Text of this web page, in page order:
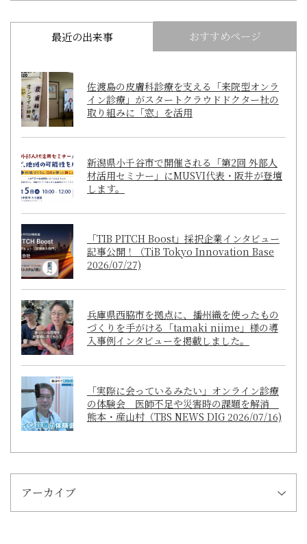
最近の出来事 おすすめページ
佐渡島の皮膚科診療を支える「来院型オンラ
イン診療」がスタートクラウドドクター社の
取り組みに「窓」を活用
新潟県小千谷市で開催される「第2回 外部人
材活用セミナー」にMUSVI代表・阪井が登壇
します。
「TIB PITCH Boost」採択企業インタビュー
記事公開！（TiB Tokyo Innovation Base
2026/07/27)
兵庫県西脇市を拠点に、播州織を使ったもの
づくりを手がける「tamaki niime」様の導
入事例インタビューを掲載しました。
「実際に会っているみたい」オンライン診療
の体験会 医師不足や災害時の課題を解消
熊本・産山村（TBS NEWS DIG 2026/07/16)
アーカイブ